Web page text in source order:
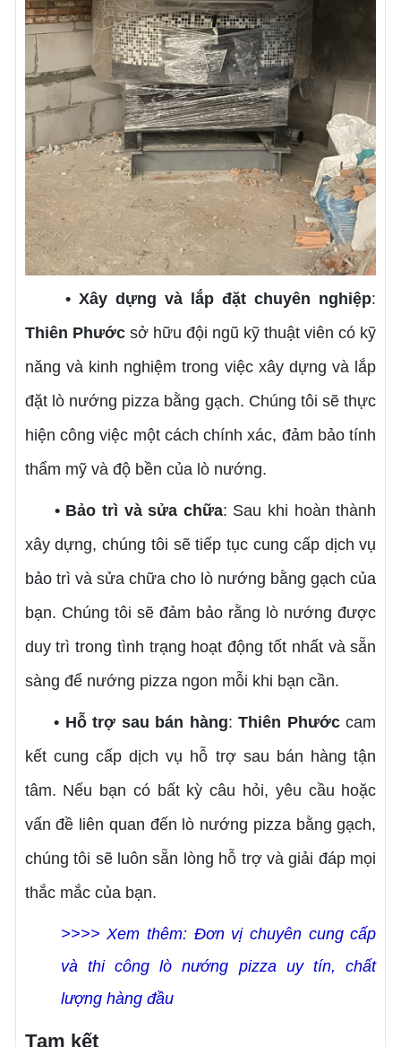
• Xây dựng và lắp đặt chuyên nghiệp:
Thiên Phướcsở hữu đội ngũ kỹ thuật viên có kỹ
năng và kinh nghiệm trong việc xây dựng và lắp
đặt lò nướng pizza bằng gạch. Chúng tôi sẽ thực
hiện công việc một cách chính xác, đảm bảo tính
thẩm mỹ và độ bền của lò nướng.
• Bảo trì và sửa chữa: Sau khi hoàn thành
xây dựng, chúng tôi sẽ tiếp tục cung cấp dịch vụ
bảo trì và sửa chữa cho lò nướng bằng gạch của
bạn. Chúng tôi sẽ đảm bảo rằng lò nướng được
duy trì trong tình trạng hoạt động tốt nhất và sẵn
sàng để nướng pizza ngon mỗi khi bạn cần.
• Hỗ trợ sau bán hàng:Thiên Phướccam
kết cung cấp dịch vụ hỗ trợ sau bán hàng tận
tâm. Nếu bạn có bất kỳ câu hỏi, yêu cầu hoặc
vấn đề liên quan đến lò nướng pizza bằng gạch,
chúng tôi sẽ luôn sẵn lòng hỗ trợ và giải đáp mọi
thắc mắc của bạn.
>>>> Xem thêm: Đơn vị chuyên cung cấp
và thi công lò nướng pizza uy tín, chất
lượng hàng đầu
Tạm kết